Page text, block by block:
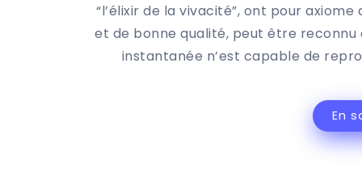
“l’élixir de la vivacité”, ont pour
et de bonne qualité, peut être
instantanée n’est capable de
En